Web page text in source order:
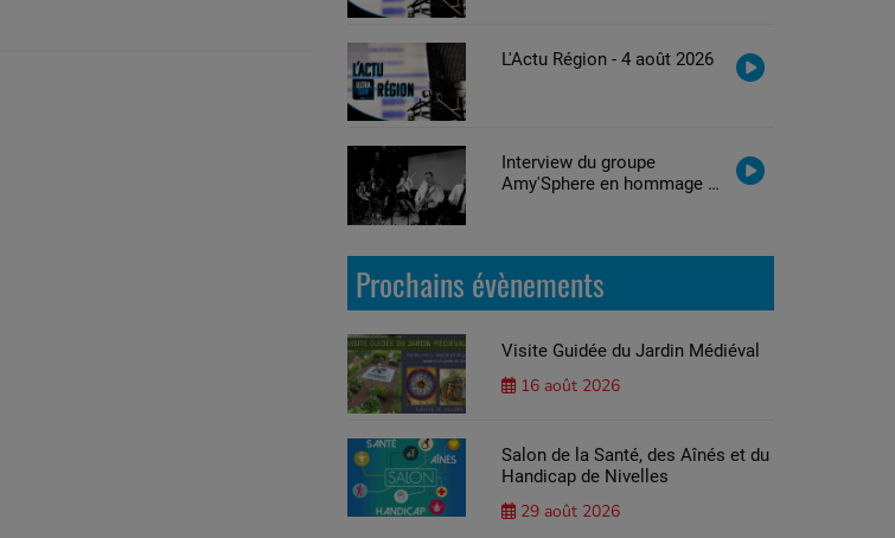
L'Actu Région - 4 août 2026
Interview du groupe
Amy'Sphere en hommage à
Prochains évènements
Visite Guidée du Jardin Médiéval
16 août 2026
Salon de la Santé, des Aînés et du
Handicap de Nivelles
29 août 2026